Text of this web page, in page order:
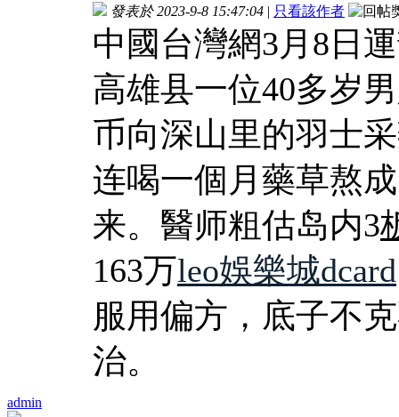
admin
發表於 2023-9-8 15:47:04 | 只看該作者
中國台灣網3月8日
高雄县一位40多岁
币向深山里的羽士
连喝一個月藥草熬
来。醫师粗估岛内3
163万leo娛樂城dcard
服用偏方，底子不
治。